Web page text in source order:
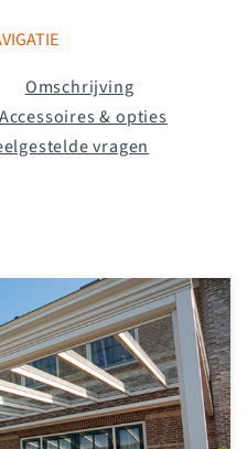
Omschrijving
Accessoires & opties
vragen